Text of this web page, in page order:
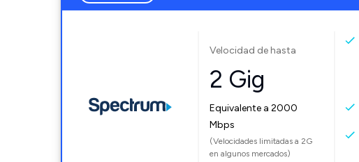
Velocidad de hasta
2 Gig
Equivalente a 2000
Mbps
(Velocidades limitadas a 2G
en algunos mercados)